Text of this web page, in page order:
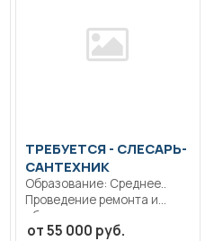
ТРЕБУЕТСЯ - СЛЕСАРЬ-
САНТЕХНИК
Образование: Среднее..
Проведение ремонта и
обслуживания санитарно-
технических систем
от 55 000 руб.